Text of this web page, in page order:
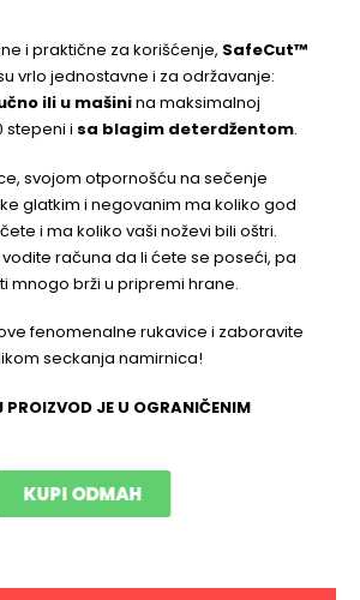
i praktične za korišćenje, SafeCut™
vrlo jednostavne i za održavanje:
ili u mašinina maksimalnoj
stepeni i sa blagim deterdžentom.
svojom otpornošću na sečenje
glatkim i negovanim ma koliko god
i ma koliko vaši noževi bili oštri.
računa da li ćete se poseći, pa
mnogo brži u pripremi hrane.
fenomenalne rukavice i zaboravite
seckanja namirnica!
PROIZVOD JE U OGRANIČENIM
KUPI ODMAH